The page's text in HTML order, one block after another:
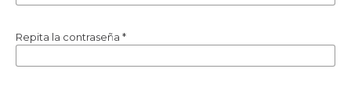
Repita la contraseña *